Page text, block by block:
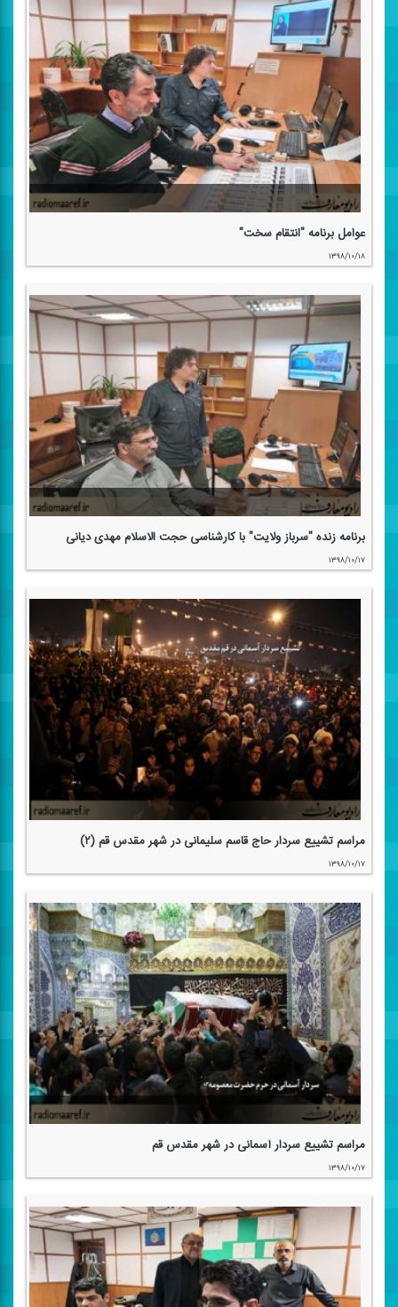
عوامل برنامه "انتقام سخت"
۱۳۹۸/۱۰/۱۸
برنامه زنده "سرباز ولایت" با كارشناسی حجت الاسلام مهدی دیانی
۱۳۹۸/۱۰/۱۷
مراسم تشییع سردار حاج قاسم سلیمانی در شهر مقدس قم (۲)
۱۳۹۸/۱۰/۱۷
مراسم تشییع سردار آسمانی در شهر مقدس قم
۱۳۹۸/۱۰/۱۷